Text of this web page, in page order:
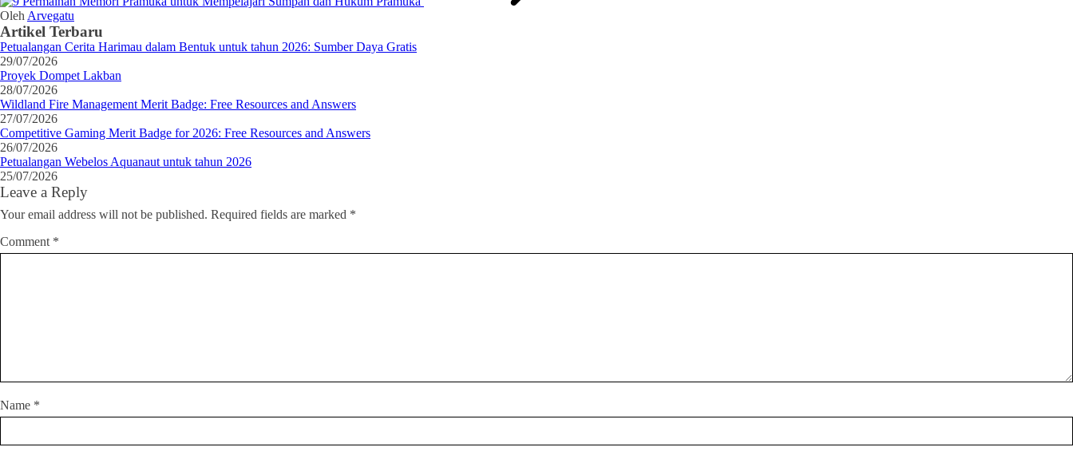
Oleh Arvegatu
Artikel Terbaru
Petualangan Cerita Harimau dalam Bentuk untuk tahun 2026: Sumber Daya Gratis
29/07/2026
Proyek Dompet Lakban
28/07/2026
Wildland Fire Management Merit Badge: Free Resources and Answers
27/07/2026
Competitive Gaming Merit Badge for 2026: Free Resources and Answers
26/07/2026
Petualangan Webelos Aquanaut untuk tahun 2026
25/07/2026
Leave a Reply
Your email address will not be published. Required fields are marked *
Comment *
Name *